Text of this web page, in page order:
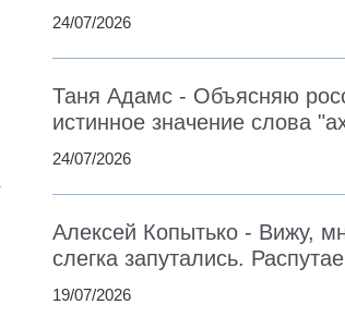
24/07/2026
Таня Адамс - Объясняю
истинное значение слова
24/07/2026
Алексей Копытько - Вижу,
слегка запутались.
19/07/2026